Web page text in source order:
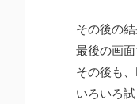
その後の結
最後の画面
その後も、
いろいろ試